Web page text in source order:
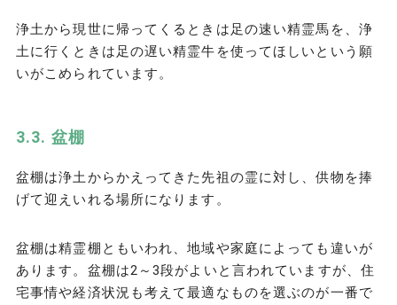
浄土から現世に帰ってくるときは足の速い精霊馬を、浄
土に行くときは足の遅い精霊牛を使ってほしいという願
いがこめられています。
盆棚
盆棚は浄土からかえってきた先祖の霊に対し、供物を捧
げて迎えいれる場所になります。
盆棚は精霊棚ともいわれ、地域や家庭によっても違いが
あります。盆棚は2～3段がよいと言われていますが、住
宅事情や経済状況も考えて最適なものを選ぶのが一番で